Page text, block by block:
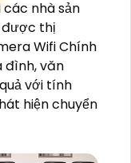
nhà sản
được thị
Wifi Chính
đình, văn
với tính
hiện chuyển